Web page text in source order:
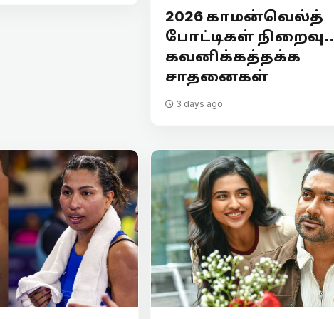
2026 காமன்வெல்த்
போட்டிகள் நிறைவு..
கவனிக்கத்தக்க
சாதனைகள்
3 days ago